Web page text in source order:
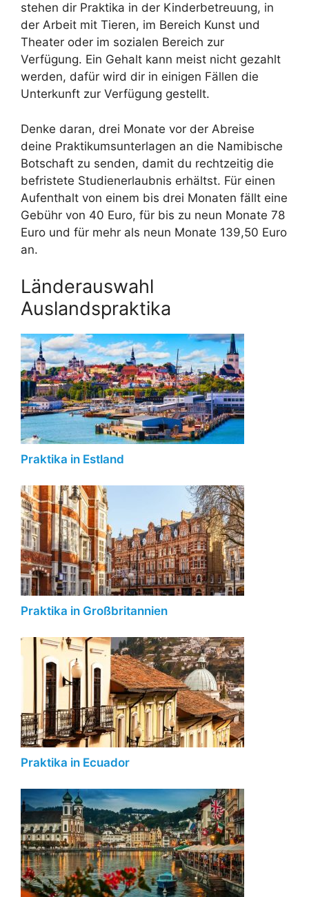
stehen dir Praktika in der Kinderbetreuung, in
der Arbeit mit Tieren, im Bereich Kunst und
Theater oder im sozialen Bereich zur
Verfügung. Ein Gehalt kann meist nicht gezahlt
werden, dafür wird dir in einigen Fällen die
Unterkunft zur Verfügung gestellt.
Denke daran, drei Monate vor der Abreise
deine Praktikumsunterlagen an die Namibische
Botschaft zu senden, damit du rechtzeitig die
befristete Studienerlaubnis erhältst. Für einen
Aufenthalt von einem bis drei Monaten fällt eine
Gebühr von 40 Euro, für bis zu neun Monate 78
Euro und für mehr als neun Monate 139,50 Euro
an.
Länderauswahl
Auslandspraktika
Praktika in Estland
Praktika in Großbritannien
Praktika in Ecuador